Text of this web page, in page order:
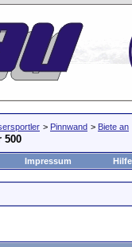
> Pinnwand > Biete an
500
Impressum Hilfe